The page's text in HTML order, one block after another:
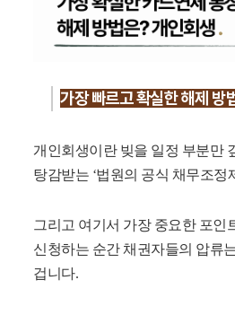
가장 빠르고 확실한 해제 방
개인회생이란 빚을 일정 부분만
탕감받는 ‘법원의 공식 채무조정
그리고 여기서 가장 중요한 포인
신청하는 순간 채권자들의 압류
겁니다.